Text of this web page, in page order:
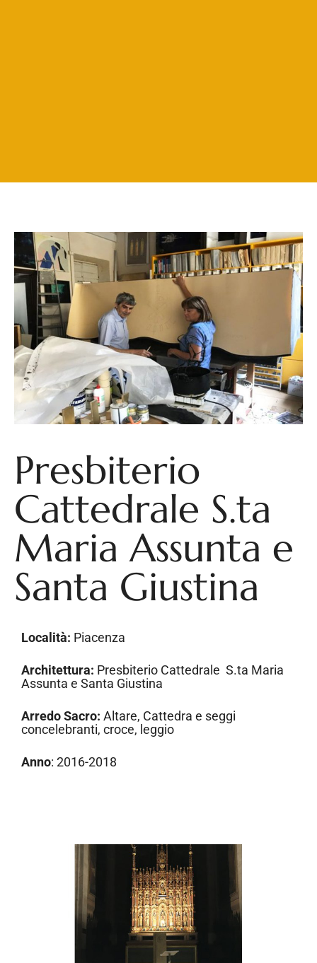
Presbiterio
Cattedrale S.ta
Maria Assunta e
Santa Giustina
Località: Piacenza
Architettura: Presbiterio Cattedrale S.ta Maria
Assunta e Santa Giustina
Arredo Sacro: Altare, Cattedra e seggi
concelebranti, croce, leggio
Anno: 2016-2018